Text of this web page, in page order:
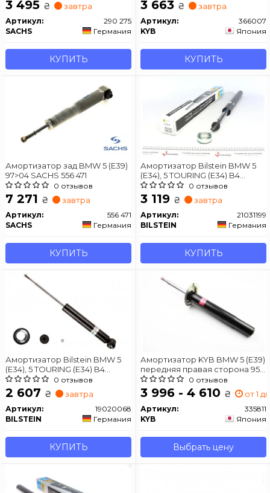
3 495 ₴ завтра
Артикул:
290 275
SACHS
Германия
КУПИТЬ
3 663 ₴ завтра
Артикул:
366007
KYB
Япония
КУПИТЬ
Амортизатор зад BMW 5 (E39)
97>04 SACHS 556 471
0 отзывов
7 271 ₴ завтра
Артикул:
556 471
SACHS
Германия
КУПИТЬ
Амортизатор Bilstein BMW 5
(E34), 5 TOURING (E34) B4
передняя сторона
0 отзывов
3 119 ₴ завтра
Артикул:
21031199
BILSTEIN
Германия
КУПИТЬ
Амортизатор Bilstein BMW 5
(E34), 5 TOURING (E34) B4
задняя сторона0 отзывов
2 607 ₴ завтра
Артикул:
19020068
BILSTEIN
Германия
КУПИТЬ
Амортизатор KYB BMW 5 (E39)
передняя правая сторона 95
(Gas)
0 отзывов
3 996 - 4 610 ₴ от 1
Артикул:
335811
KYB
Япония
Выбрать цену